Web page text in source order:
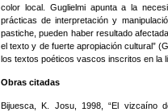
color local. Guglielmi apunta a la
prácticas de interpretación y
pastiche, pueden haber resultado
el texto y de fuerte apropiación cultural”
los textos poéticos vascos inscritos en la
Obras citadas
Bijuesca, K. Josu, 1998, “El vizcaíno